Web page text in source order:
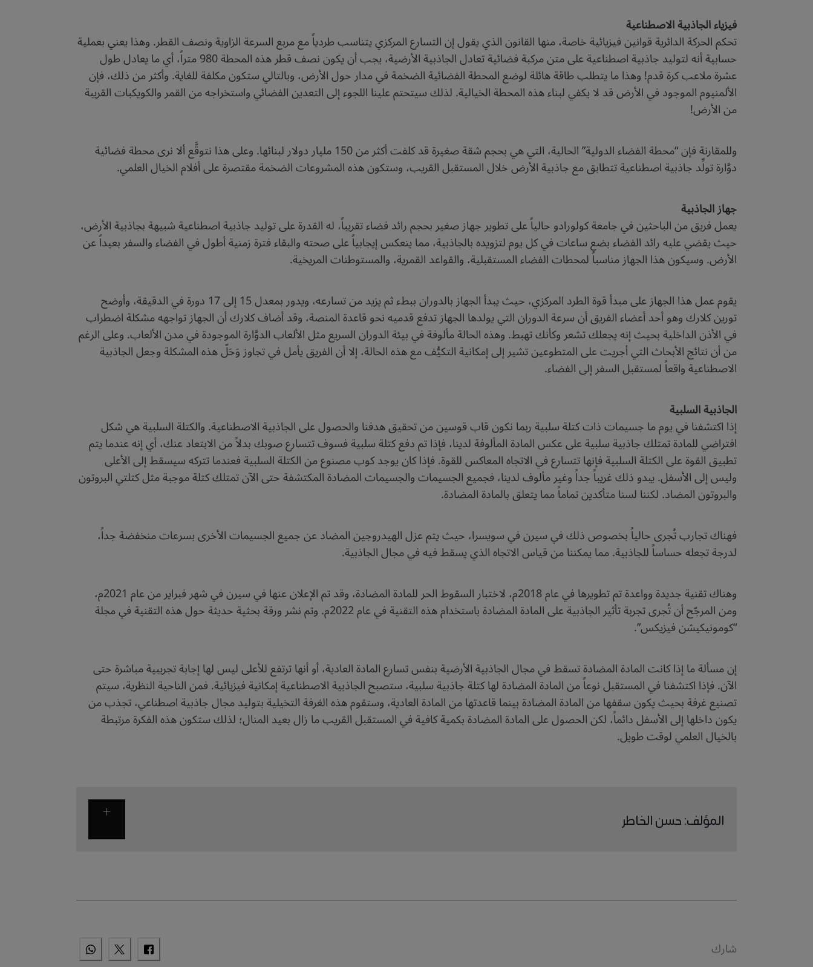
فيزياء الجاذبية الاصطناعية
تحكم الحركة الدائرية قوانين فيزيائية خاصة، منها القانون الذي يقول إن التسارع المركزي يتناسب طردياً مع مربع السرعة الزاوية ونصف القطر. وهذا يعني بعملية
حسابية أنه لتوليد جاذبية اصطناعية على متن مركبة فضائية تعادل الجاذبية الأرضية، يجب أن يكون نصف قطر هذه المحطة 980 متراً، أي ما يعادل طول
عشرة ملاعب كرة قدم! وهذا ما يتطلب طاقة هائلة لوضع المحطة الفضائية الضخمة في مدار حول الأرض، وبالتالي ستكون مكلفة للغاية. وأكثر من ذلك، فإن
الألمنيوم الموجود في الأرض قد لا يكفي لبناء هذه المحطة الخيالية. لذلك سيتحتم علينا اللجوء إلى التعدين الفضائي واستخراجه من القمر والكويكبات القريبة
من الأرض!
وللمقارنة فإن “محطة الفضاء الدولية” الحالية، التي هي بحجم شقة صغيرة قد كلفت أكثر من 150 مليار دولار لبنائها. وعلى هذا نتوقَّع ألا نرى محطة فضائية
دوَّارة تولِّد جاذبية اصطناعية تتطابق مع جاذبية الأرض خلال المستقبل القريب، وستكون هذه المشروعات الضخمة مقتصرة على أفلام الخيال العلمي.
جهاز الجاذبية
يعمل فريق من الباحثين في جامعة كولورادو حالياً على تطوير جهاز صغير بحجم رائد فضاء تقريباً، له القدرة على توليد جاذبية اصطناعية شبيهة بجاذبية الأرض،
حيث يقضي عليه رائد الفضاء بضع ساعات في كل يوم لتزويده بالجاذبية، مما ينعكس إيجابياً على صحته والبقاء فترة زمنية أطول في الفضاء والسفر بعيداً عن
الأرض. وسيكون هذا الجهاز مناسباً لمحطات الفضاء المستقبلية، والقواعد القمرية، والمستوطنات المريخية.
يقوم عمل هذا الجهاز على مبدأ قوة الطرد المركزي، حيث يبدأ الجهاز بالدوران ببطء ثم يزيد من تسارعه، ويدور بمعدل 15 إلى 17 دورة في الدقيقة، وأوضح
تورين كلارك وهو أحد أعضاء الفريق أن سرعة الدوران التي يولدها الجهاز تدفع قدميه نحو قاعدة المنصة، وقد أضاف كلارك أن الجهاز تواجهه مشكلة اضطراب
في الأذن الداخلية بحيث إنه يجعلك تشعر وكأنك تهبط. وهذه الحالة مألوفة في بيئة الدوران السريع مثل الألعاب الدوَّارة الموجودة في مدن الألعاب. وعلى الرغم
من أن نتائج الأبحاث التي أجريت على المتطوعين تشير إلى إمكانية التكيُّف مع هذه الحالة، إلا أن الفريق يأمل في تجاوز وَحَلّ هذه المشكلة وجعل الجاذبية
الاصطناعية واقعاً لمستقبل السفر إلى الفضاء.
الجاذبية السلبية
إذا اكتشفنا في يوم ما جسيمات ذات كتلة سلبية ربما نكون قاب قوسين من تحقيق هدفنا والحصول على الجاذبية الاصطناعية. والكتلة السلبية هي شكل
افتراضي للمادة تمتلك جاذبية سلبية على عكس المادة المألوفة لدينا، فإذا تم دفع كتلة سلبية فسوف تتسارع صوبك بدلاً من الابتعاد عنك، أي إنه عندما يتم
تطبيق القوة على الكتلة السلبية فإنها تتسارع في الاتجاه المعاكس للقوة. فإذا كان يوجد كوب مصنوع من الكتلة السلبية فعندما تتركه سيسقط إلى الأعلى
وليس إلى الأسفل. يبدو ذلك غريباً جداً وغير مألوف لدينا، فجميع الجسيمات والجسيمات المضادة المكتشفة حتى الآن تمتلك كتلة موجبة مثل كتلتي البروتون
والبروتون المضاد. لكننا لسنا متأكدين تماماً مما يتعلق بالمادة المضادة.
فهناك تجارب تُجرى حالياً بخصوص ذلك في سيرن في سويسرا، حيث يتم عزل الهيدروجين المضاد عن جميع الجسيمات الأخرى بسرعات منخفضة جداً،
لدرجة تجعله حساساً للجاذبية. مما يمكننا من قياس الاتجاه الذي يسقط فيه في مجال الجاذبية.
وهناك تقنية جديدة وواعدة تم تطويرها في عام 2018م، لاختبار السقوط الحر للمادة المضادة، وقد تم الإعلان عنها في سيرن في شهر فبراير من عام 2021م،
ومن المرجّح أن تُجرى تجربة تأثير الجاذبية على المادة المضادة باستخدام هذه التقنية في عام 2022م. وتم نشر ورقة بحثية حديثة حول هذه التقنية في مجلة
“كومونيكيشن فيزيكس”.
إن مسألة ما إذا كانت المادة المضادة تسقط في مجال الجاذبية الأرضية بنفس تسارع المادة العادية، أو أنها ترتفع للأعلى ليس لها إجابة تجريبية مباشرة حتى
الآن. فإذا اكتشفنا في المستقبل نوعاً من المادة المضادة لها كتلة جاذبية سلبية، ستصبح الجاذبية الاصطناعية إمكانية فيزيائية. فمن الناحية النظرية، سيتم
تصنيع غرفة بحيث يكون سقفها من المادة المضادة بينما قاعدتها من المادة العادية، وستقوم هذه الغرفة التخيلية بتوليد مجال جاذبية اصطناعي، تجذب من
يكون داخلها إلى الأسفل دائماً، لكن الحصول على المادة المضادة بكمية كافية في المستقبل القريب ما زال بعيد المنال؛ لذلك ستكون هذه الفكرة مرتبطة
بالخيال العلمي لوقت طويل.
المؤلف: حسن الخاطر
شارك